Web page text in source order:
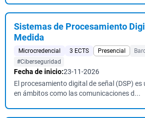
Sistemas de Procesamiento
Medida
Microcredencial 3 ECTS Presencial
#Ciberseguridad
Fecha de inicio:23-11-2026
El procesamiento digital de señal (DSP)
en ámbitos como las comunicaciones d...